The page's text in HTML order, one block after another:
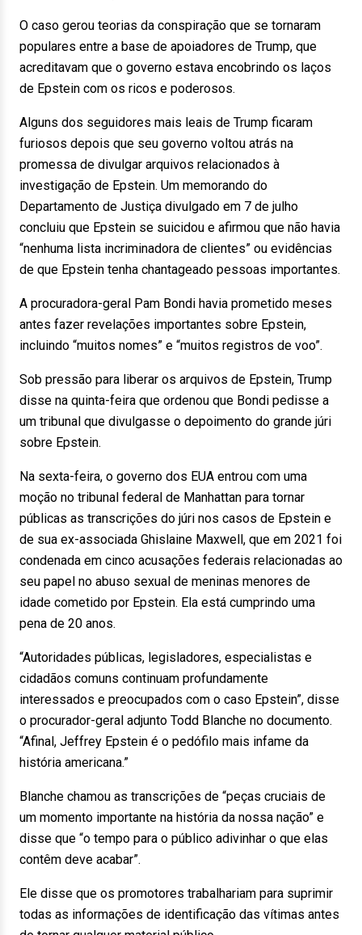
O caso gerou teorias da conspiração que se tornaram
populares entre a base de apoiadores de Trump, que
acreditavam que o governo estava encobrindo os laços
de Epstein com os ricos e poderosos.
Alguns dos seguidores mais leais de Trump ficaram
furiosos depois que seu governo voltou atrás na
promessa de divulgar arquivos relacionados à
investigação de Epstein. Um memorando do
Departamento de Justiça divulgado em 7 de julho
concluiu que Epstein se suicidou e afirmou que não havia
“nenhuma lista incriminadora de clientes” ou evidências
de que Epstein tenha chantageado pessoas importantes.
A procuradora-geral Pam Bondi havia prometido meses
antes fazer revelações importantes sobre Epstein,
incluindo “muitos nomes” e “muitos registros de voo”.
Sob pressão para liberar os arquivos de Epstein, Trump
disse na quinta-feira que ordenou que Bondi pedisse a
um tribunal que divulgasse o depoimento do grande júri
sobre Epstein.
Na sexta-feira, o governo dos EUA entrou com uma
moção no tribunal federal de Manhattan para tornar
públicas as transcrições do júri nos casos de Epstein e
de sua ex-associada Ghislaine Maxwell, que em 2021 foi
condenada em cinco acusações federais relacionadas ao
seu papel no abuso sexual de meninas menores de
idade cometido por Epstein. Ela está cumprindo uma
pena de 20 anos.
“Autoridades públicas, legisladores, especialistas e
cidadãos comuns continuam profundamente
interessados e preocupados com o caso Epstein”, disse
o procurador-geral adjunto Todd Blanche no documento.
“Afinal, Jeffrey Epstein é o pedófilo mais infame da
história americana.”
Blanche chamou as transcrições de “peças cruciais de
um momento importante na história da nossa nação” e
disse que “o tempo para o público adivinhar o que elas
contêm deve acabar”.
Ele disse que os promotores trabalhariam para suprimir
todas as informações de identificação das vítimas antes